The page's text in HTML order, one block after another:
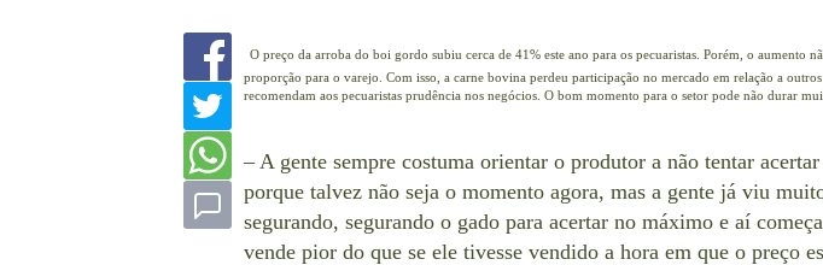
O preço da arroba do boi gordo subiu cerca de 41% este ano para os pecuaristas. Porém, o aumento
proporção para o varejo. Com isso, a carne bovina perdeu participação no mercado em relação a outros
recomendam aos pecuaristas prudência nos negócios. O bom momento para o setor pode não durar
– A gente sempre costuma orientar o produtor a não tentar
porque talvez não seja o momento agora, mas a gente já viu
segurando, segurando o gado para acertar no máximo e aí
vende pior do que se ele tivesse vendido a hora em que o preço